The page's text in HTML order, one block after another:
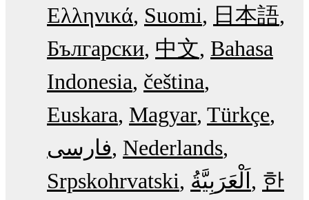
Ελληνικά Suomi
日本語
Български 中文 Bahasa
Indonesia čeština
Euskara Magyar Türkçe
فارسی Nederlands
Srpskohrvatski
한